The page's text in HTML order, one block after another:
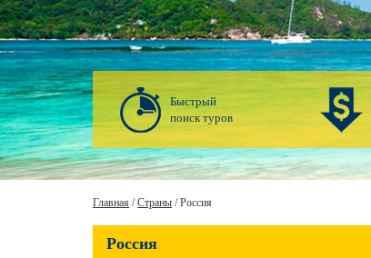
Быстрый
поиск туров
Главная /Страны /Россия
Россия